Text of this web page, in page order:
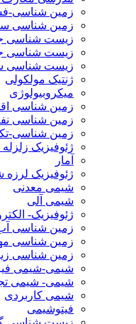
زمین شناسی-
زمین شناسی
زیست شناسی
زیست شناسی
زیست شناسی
ژنتیک مولکولی
میکروبیولوژی
زمین شناسی
زمین شناسی
زمین شناسی-
ژئوفیزیک
آمار
ژئوفیزیک
شیمی معدنی
شیمی آلی
ژئوفیزیک-
زمین شناسی
زمین شناسی
زمین شناسی
شیمی-شیمی
شیمی- شیمی
شیمی کاربردی
فیتوشیمی